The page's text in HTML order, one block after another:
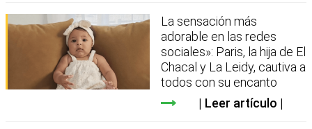
La sensación más
adorable en las redes
sociales»: Paris, la hija de El
Chacal y La Leidy, cautiva a
todos con su encanto
Leer artículo